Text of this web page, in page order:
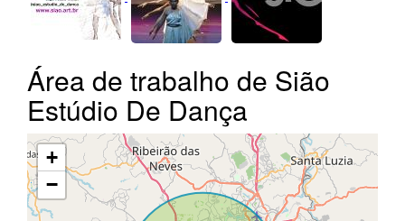
Área de trabalho de Sião
Estúdio De Dança
+
−